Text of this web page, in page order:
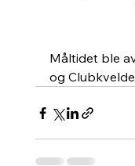
Måltidet ble
og